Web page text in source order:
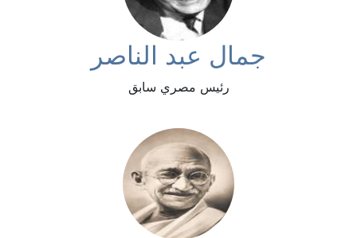
جمال عبد الناصر
رئيس مصري سابق